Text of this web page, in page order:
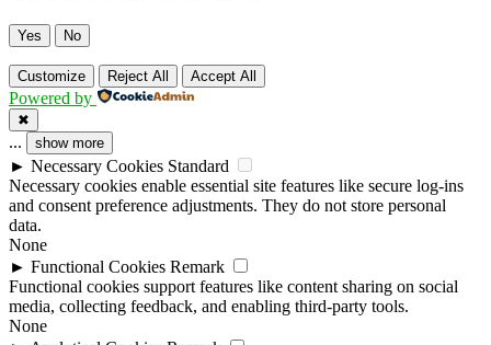
Yes No
Customize Reject All Accept All
Powered by
✖
... show more
► Necessary Cookies Standard
Necessary cookies enable essential site features like secure log-ins
and consent preference adjustments. They do not store personal
data.
None
► Functional Cookies Remark
Functional cookies support features like content sharing on social
media, collecting feedback, and enabling third-party tools.
None